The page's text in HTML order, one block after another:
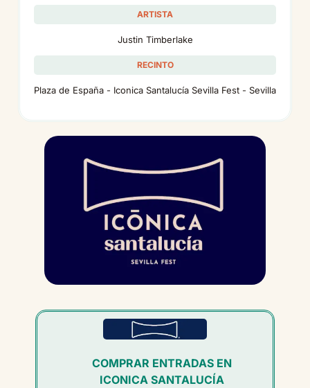
ARTISTA
Justin Timberlake
RECINTO
Plaza de España - Iconica Santalucía Sevilla Fest - Sevilla
COMPRAR ENTRADAS EN
ICONICA SANTALUCÍA